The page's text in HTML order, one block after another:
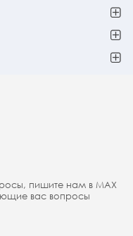
пишите нам в МАX
вас вопросы